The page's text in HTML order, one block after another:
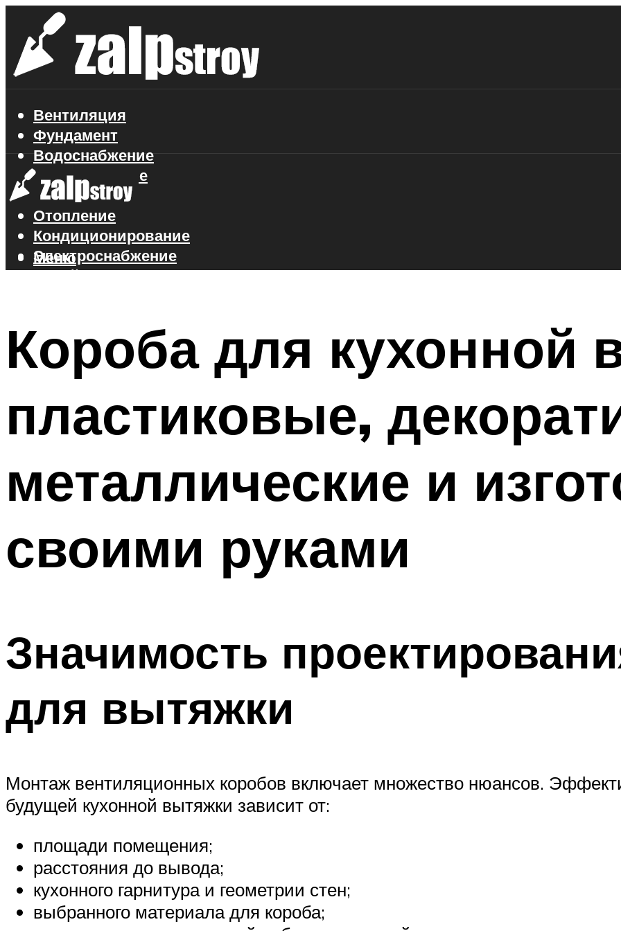
Вентиляция
Фундамент
Водоснабжение
Газоснабжение
Канализация
Отопление
Кондиционирование
Электроснабжение
Стройматериалы
Меню
Короба для кухонной
пластиковые,
металлические и
своими руками
Значимость
для вытяжки
Монтаж вентиляционных коробов включает множество нюансов.
будущей кухонной вытяжки зависит от:
площади помещения;
расстояния до вывода;
кухонного гарнитура и геометрии стен;
выбранного материала для короба;